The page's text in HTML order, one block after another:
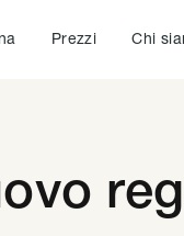
Prezzi Chi